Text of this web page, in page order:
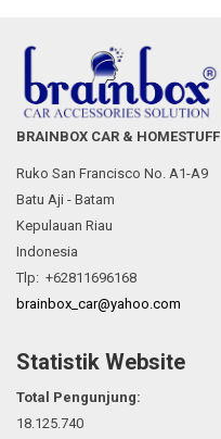
BRAINBOX CAR & HOMESTUFF
Ruko San Francisco No. A1-A9
Batu Aji - Batam
Kepulauan Riau
Indonesia
Tlp: +62811696168
brainbox_car@yahoo.com
Statistik Website
Total Pengunjung:
18.125.740